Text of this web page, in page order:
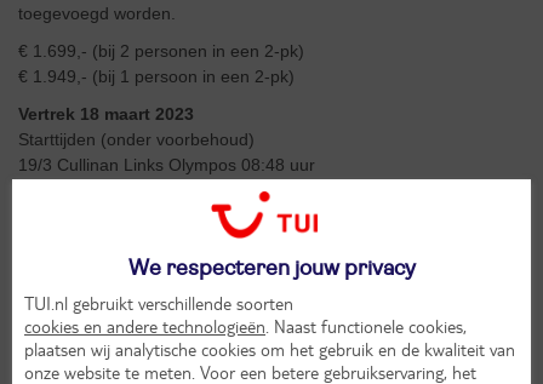
toegevoegd worden.
€ 1.699,- (bij 2 personen in een 2-pk)
€ 1.949,- (bij 1 persoon in een 2-pk)
Vertrek 18 maart 2023
Starttijden (onder voorbehoud)
19/3 Cullinan Links Olympos 08:48 uur
21/3 Cullinan Links Aspendos 10:45 uur
23/3 Cullinan Links Olympos 11:03 uur
24/3 Cullinan Links Aspendos 11:03 uur
Optioneel kan een 5e of 6e greenfee op een andere baan
toegevoegd worden.
€ 1.699,- (bij 2 personen in een 2-pk)
€ 1.949,- (bij 1 persoon in een 2-pk)
We respecteren jouw privacy
TUI.nl gebruikt verschillende soorten
cookies en andere technologieën . Naast functionele cookies,
plaatsen wij analytische cookies om het gebruik en de kwaliteit van
onze website te meten. Voor een betere gebruikservaring, het